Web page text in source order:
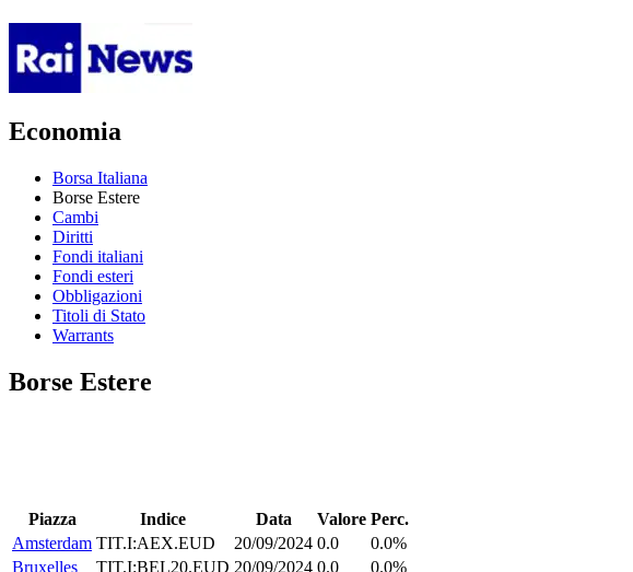
Economia
Borsa Italiana
Borse Estere
Cambi
Diritti
Fondi italiani
Fondi esteri
Obbligazioni
Titoli di Stato
Warrants
Borse Estere
Piazza Indice Data Valore Perc.
Amsterdam TIT.I:AEX.EUD 20/09/2024 0.0
0.0%
Bruxelles
TIT.I:BEL20.EUD 20/09/2024 0.0
0.0%